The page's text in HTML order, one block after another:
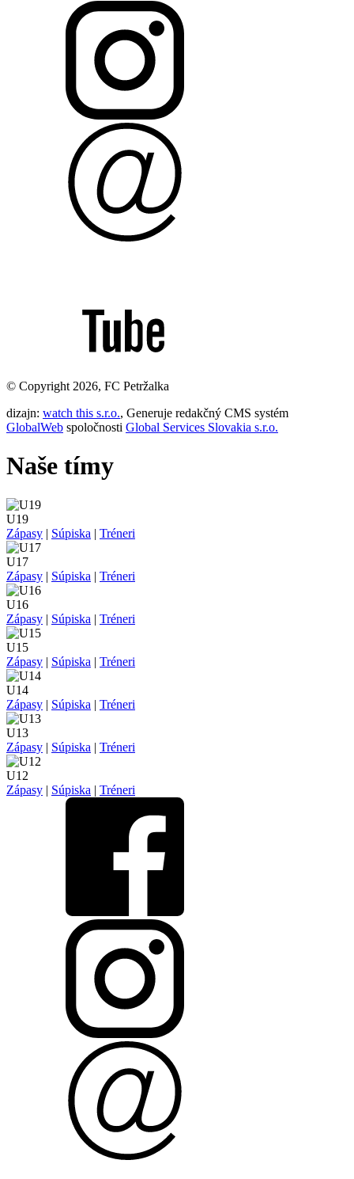
© Copyright 2026, FC Petržalka
dizajn: watch this s.r.o., Generuje redakčný CMS systém
GlobalWeb spoločnosti Global Services Slovakia s.r.o.
Naše tímy
U19
Zápasy | Súpiska | Tréneri
U17
Zápasy | Súpiska | Tréneri
U16
Zápasy | Súpiska | Tréneri
U15
Zápasy | Súpiska | Tréneri
U14
Zápasy | Súpiska | Tréneri
U13
Zápasy | Súpiska | Tréneri
U12
Zápasy | Súpiska | Tréneri